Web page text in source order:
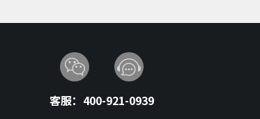
客服：400-921-0939